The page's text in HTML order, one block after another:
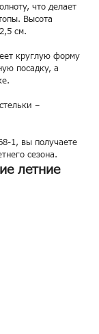
что делает
Высота
см.
круглую форму
посадку, а
–
1, вы получаете
сезона.
летние